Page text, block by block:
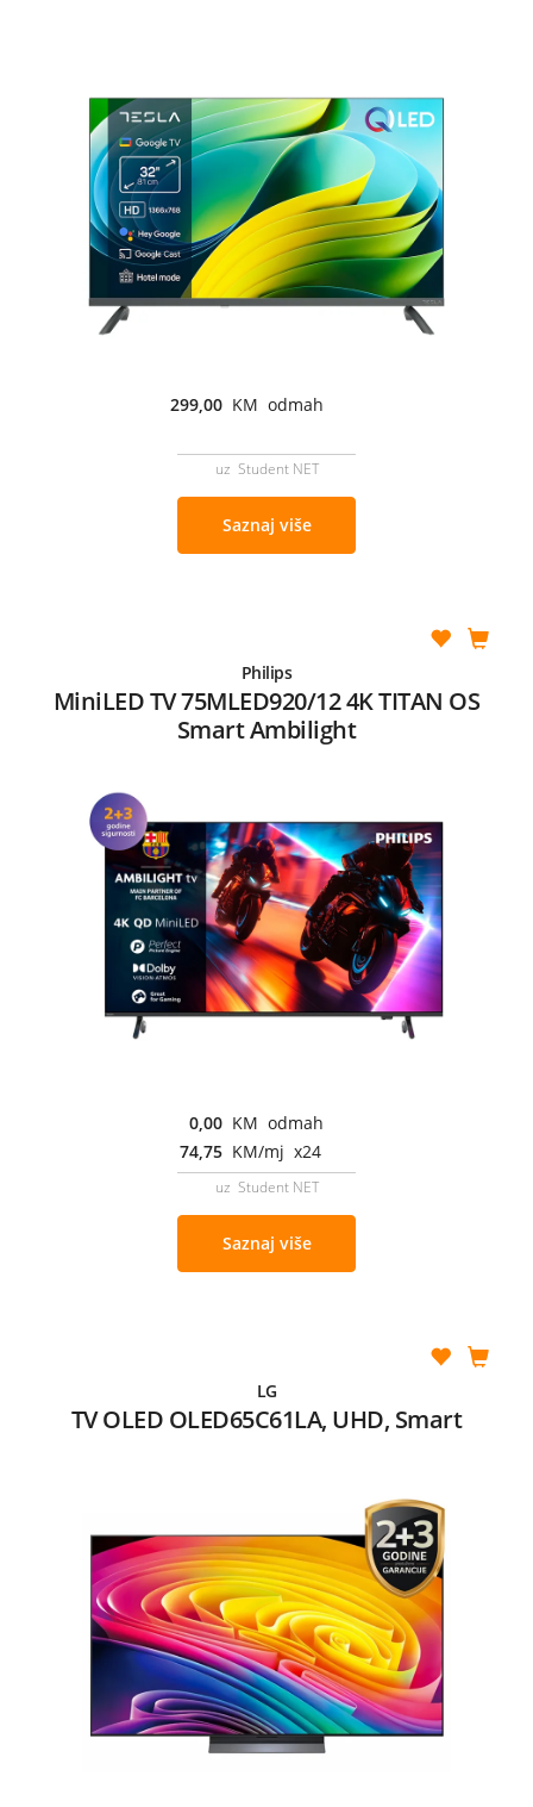
299,00 KM odmah
uz Student NET
Saznaj više
Philips
MiniLED TV 75MLED920/12 4K TITAN OS
Smart Ambilight
0,00 KM odmah
74,75 KM/mj x24
uz Student NET
Saznaj više
LG
TV OLED OLED65C61LA, UHD, Smart